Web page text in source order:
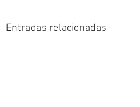
Entradas relacionadas